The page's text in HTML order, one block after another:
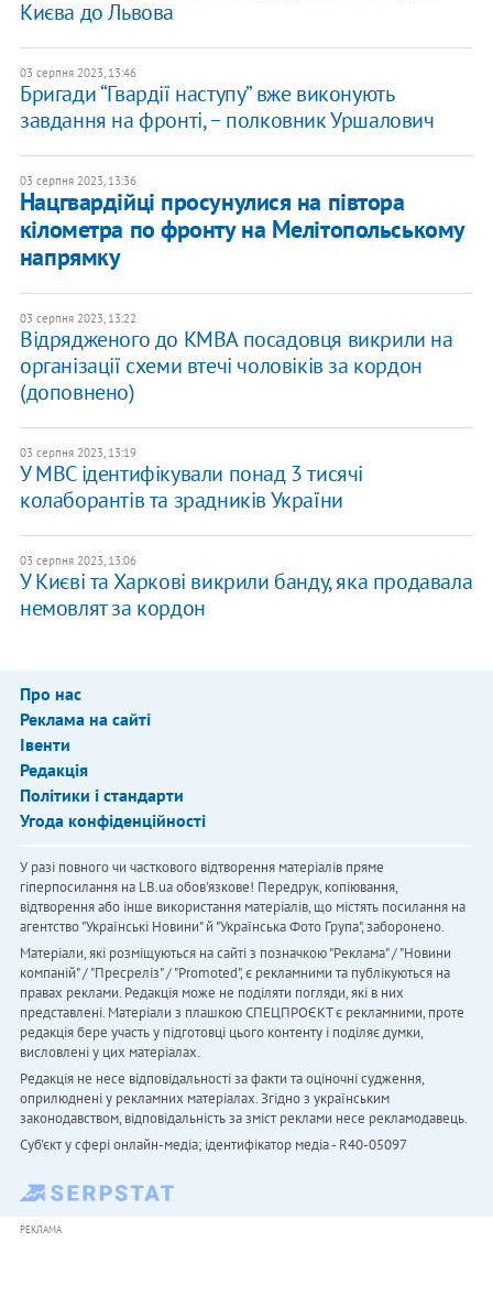
Києва до Львова
03 серпня 2023, 13:46
Бригади “Гвардії наступу” вже виконують
завдання на фронті, − полковник Уршалович
03 серпня 2023, 13:36
Нацгвардійці просунулися на півтора
кілометра по фронту на Мелітопольському
напрямку
03 серпня 2023, 13:22
Відрядженого до КМВА посадовця викрили на
організації схеми втечі чоловіків за кордон
(доповнено)
03 серпня 2023, 13:19
У МВС ідентифікували понад 3 тисячі
колаборантів та зрадників України
03 серпня 2023, 13:06
У Києві та Харкові викрили банду, яка продавала
немовлят за кордон
Про нас
Реклама на сайті
Івенти
Редакція
Політики і стандарти
Угода конфіденційності
У разі повного чи часткового відтворення матеріалів пряме
гіперпосилання на LB.ua обов'язкове! Передрук, копіювання,
відтворення або інше використання матеріалів, що містять посилання на
агентство "Українськi Новини" й "Українська Фото Група", заборонено.
Матеріали, які розміщуються на сайті з позначкою "Реклама" / "Новини
компаній" / "Пресреліз" / "Promoted", є рекламними та публікуються на
правах реклами. Редакція може не поділяти погляди, які в них
представлені. Матеріали з плашкою СПЕЦПРОЄКТ є рекламними, проте
редакція бере участь у підготовці цього контенту і поділяє думки,
висловлені у цих матеріалах.
Редакція не несе відповідальності за факти та оціночні судження,
оприлюднені у рекламних матеріалах. Згідно з українським
законодавством, відповідальність за зміст реклами несе рекламодавець.
Cуб'єкт у сфері онлайн-медіа; ідентифікатор медіа - R40-05097
РЕКЛАМА